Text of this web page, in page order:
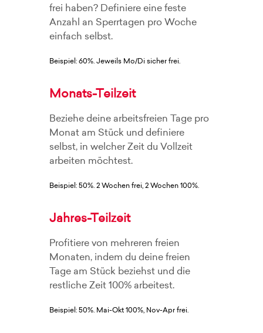
frei haben? Definiere eine feste
Anzahl an Sperrtagen pro Woche
einfach selbst.
Beispiel: 60%. Jeweils Mo/Di sicher frei.
Monats-Teilzeit
Beziehe deine arbeitsfreien Tage pro
Monat am Stück und definiere
selbst, in welcher Zeit du Vollzeit
arbeiten möchtest.
Beispiel: 50%. 2 Wochen frei, 2 Wochen 100%.
Jahres-Teilzeit
Profitiere von mehreren freien
Monaten, indem du deine freien
Tage am Stück beziehst und die
restliche Zeit 100% arbeitest.
Beispiel: 50%. Mai-Okt 100%, Nov-Apr frei.